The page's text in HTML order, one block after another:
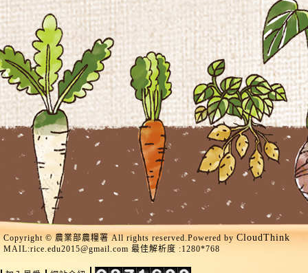
Copyright © 農業部農糧署 All rights reserved.Powered by CloudThink
MAIL:rice.edu2015@gmail.com 最佳解析度 :1280*768